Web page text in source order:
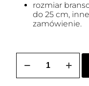
rozmiar
do 25 cm,
zamówienie.
Bransoletka